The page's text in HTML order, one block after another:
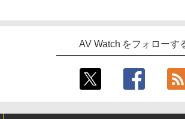
AV Watch をフォローす